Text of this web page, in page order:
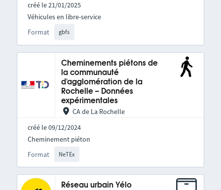
créé le 21/01/2025
Format gbfs
Véhicules en libre-service
Cheminements piétons de
la communauté
d'agglomération de la
Rochelle – Données
expérimentales
CA de La Rochelle
créé le 09/12/2024
Format NeTEx
Cheminement piéton
Réseau urbain Yélo